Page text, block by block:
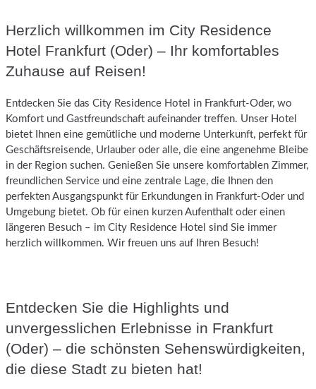
Herzlich willkommen im City Residence
Hotel Frankfurt (Oder) – Ihr komfortables
Zuhause auf Reisen!
Entdecken Sie das City Residence Hotel in Frankfurt-Oder, wo
Komfort und Gastfreundschaft aufeinander treffen. Unser Hotel
bietet Ihnen eine gemütliche und moderne Unterkunft, perfekt für
Geschäftsreisende, Urlauber oder alle, die eine angenehme Bleibe
in der Region suchen. Genießen Sie unsere komfortablen Zimmer,
freundlichen Service und eine zentrale Lage, die Ihnen den
perfekten Ausgangspunkt für Erkundungen in Frankfurt-Oder und
Umgebung bietet. Ob für einen kurzen Aufenthalt oder einen
längeren Besuch – im City Residence Hotel sind Sie immer
herzlich willkommen. Wir freuen uns auf Ihren Besuch!
Entdecken Sie die Highlights und
unvergesslichen Erlebnisse in Frankfurt
(Oder) – die schönsten Sehenswürdigkeiten,
die diese Stadt zu bieten hat!